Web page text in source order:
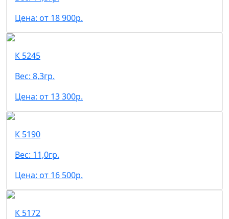
Цена: от 18 900р.
К 5245
Вес: 8,3гр.
Цена: от 13 300р.
К 5190
Вес: 11,0гр.
Цена: от 16 500р.
К 5172